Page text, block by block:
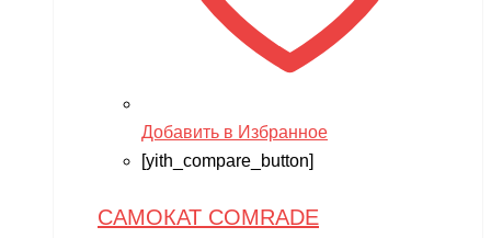
Добавить в Избранное
[yith_compare_button]
САМОКАТ COMRADE